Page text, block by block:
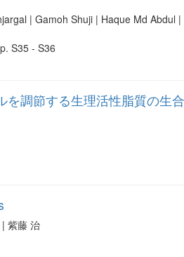
| Gamoh Shuji | Haque Md Abdul |
S35 - S36
調節する生理活性脂質の生
紫藤 治